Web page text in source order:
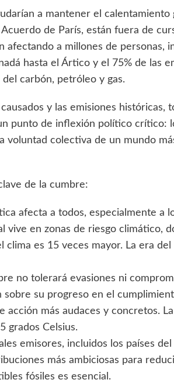
a mantener el
de París, están fuera de
afectando a millones de personas,
hasta el Ártico y el 75% de las
carbón, petróleo y gas.
y las emisiones históricas,
punto de inflexión político crítico:
voluntad colectiva de un mundo
de la cumbre:
afecta a todos, especialmente a
vive en zonas de riesgo climático,
es 15 veces mayor. La era
no tolerará evasiones ni
sobre su progreso en el
acción más audaces y concretos.
grados Celsius.
emisores, incluidos los países
más ambiciosas para
fósiles es esencial.